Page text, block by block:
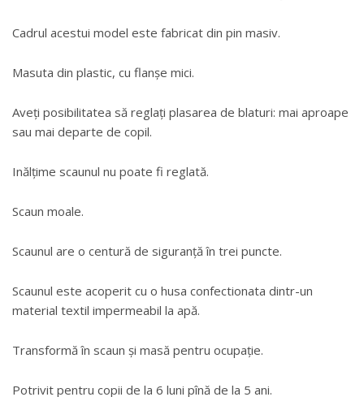
Cadrul acestui model este fabricat din pin masiv.
Masuta din plastic, cu flanșe mici.
Aveți posibilitatea să reglați plasarea de blaturi: mai aproape
sau mai departe de copil.
Inălțime scaunul nu poate fi reglată.
Scaun moale.
Scaunul are o centură de siguranță în trei puncte.
Scaunul este acoperit cu o husa confectionata dintr-un
material textil impermeabil la apă.
Transformă în scaun și masă pentru ocupație.
Potrivit pentru copii de la 6 luni pînă de la 5 ani.